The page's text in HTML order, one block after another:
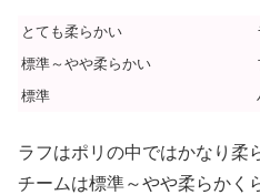
とても柔らかい
標準～やや柔らかい
標準
ラフはポリの中ではかなり柔
チームは標準～やや柔らかく